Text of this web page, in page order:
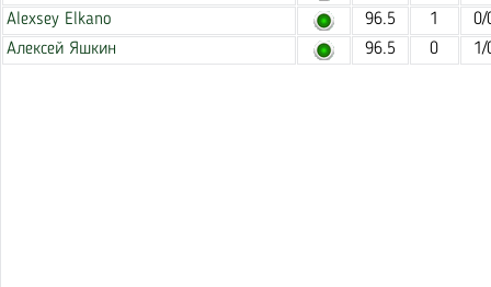
Alexsey Elkano
96.5 1
0/
Алексей Яшкин
96.5 0 1/